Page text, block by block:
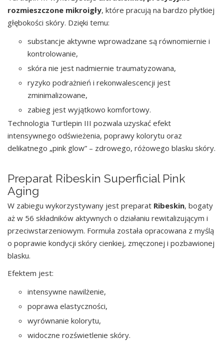
rozmieszczone mikroigły, które pracują na bardzo płytkiej
głębokości skóry. Dzięki temu:
substancje aktywne wprowadzane są równomiernie i
kontrolowanie,
skóra nie jest nadmiernie traumatyzowana,
ryzyko podrażnień i rekonwalescencji jest
zminimalizowane,
zabieg jest wyjątkowo komfortowy.
Technologia Turtlepin III pozwala uzyskać efekt
intensywnego odświeżenia, poprawy kolorytu oraz
delikatnego „pink glow” – zdrowego, różowego blasku skóry.
Preparat Ribeskin Superficial Pink
Aging
W zabiegu wykorzystywany jest preparat Ribeskin, bogaty
aż w 56 składników aktywnych o działaniu rewitalizującym i
przeciwstarzeniowym. Formuła została opracowana z myślą
o poprawie kondycji skóry cienkiej, zmęczonej i pozbawionej
blasku.
Efektem jest:
intensywne nawilżenie,
poprawa elastyczności,
wyrównanie kolorytu,
widoczne rozświetlenie skóry.